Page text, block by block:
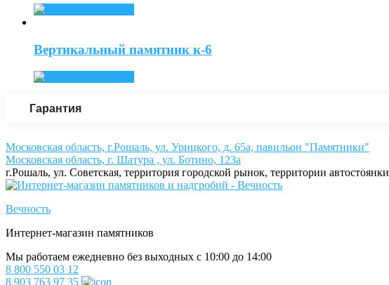
Вертикальный памятник к-6
Гарантия
Московская область, г.Рошаль, ул. Урицкого, д. 65а, павильон "Памятники"
Московская область, г. Шатура , ул. Ботино, 123а
г.Рошаль, ул. Советская, территория городской рынок, территории автостоянки
Вечность
Интернет-магазин памятников
Мы работаем ежедневно без выходных с 10:00 до 14:00
8 800 550 03 12
8 903 763 97 35